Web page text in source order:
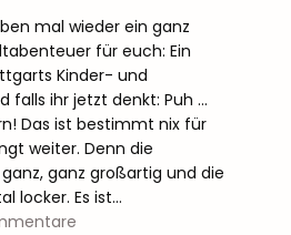
mal wieder ein ganz
für euch: Ein
Kinder- und
falls ihr jetzt denkt: Puh …
Das ist bestimmt nix für
weiter. Denn die
ganz großartig und die
locker. Es ist…